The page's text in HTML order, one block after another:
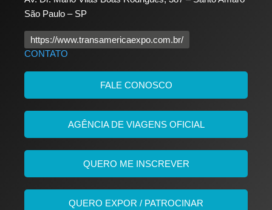
São Paulo – SP
https://www.transamericaexpo.com.br/
CONTATO
FALE CONOSCO
AGÊNCIA DE VIAGENS OFICIAL
QUERO ME INSCREVER
QUERO EXPOR / PATROCINAR